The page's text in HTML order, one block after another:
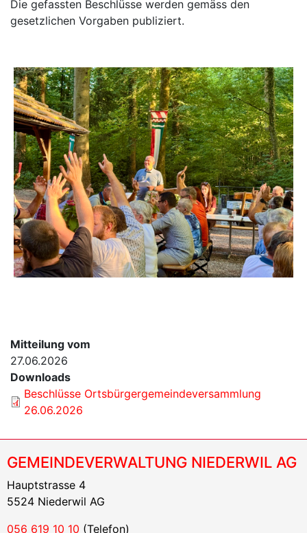
Die gefassten Beschlüsse werden gemäss den
gesetzlichen Vorgaben publiziert.
Mitteilung vom
27.06.2026
Downloads
Beschlüsse Ortsbürgergemeindeversammlung
26.06.2026
GEMEINDEVERWALTUNG NIEDERWIL AG
Hauptstrasse 4
5524 Niederwil AG
056 619 10 10 (Telefon)